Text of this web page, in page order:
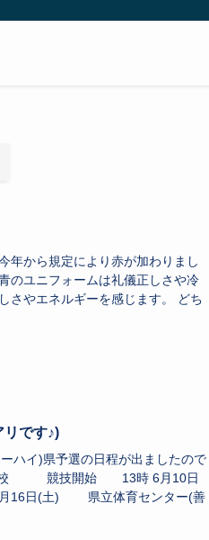
年から規定により赤が加わりまし
のユニフォームは礼儀正しさや冷
さやエネルギーを感じます。 どち
です♪)
ハイ)県予選の日程が出ましたので
校 競技開始 13時 6月10日
日(土) 県立体育センター(善